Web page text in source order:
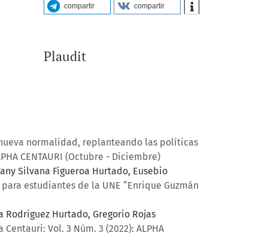
Autonomous Learning: A Pathway
Review, 5(4), e05714.
compartir compartir
Plaudit
normalidad, replanteando las políticas
CENTAURI (Octubre - Diciembre)
Silvana Figueroa Hurtado, Eusebio
estudiantes de la UNE “Enrique Guzmán
Rodriguez Hurtado, Gregorio Rojas
Centauri: Vol. 3 Núm. 3 (2022): ALPHA